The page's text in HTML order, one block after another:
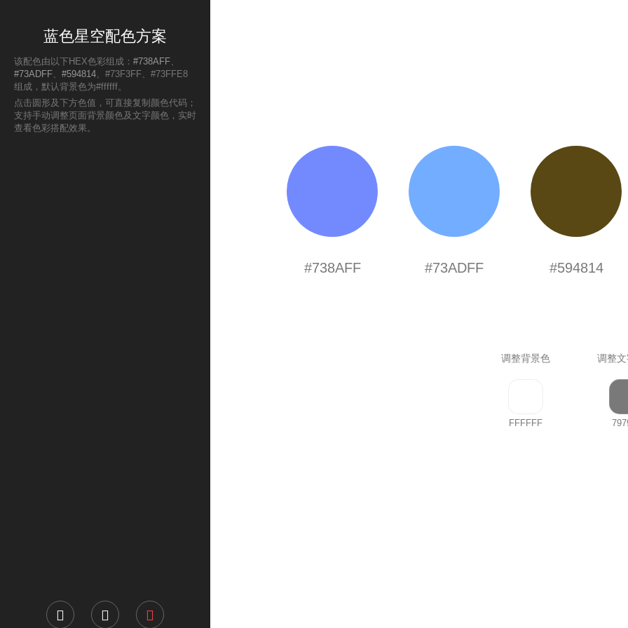
蓝色星空配色方案
该配色由以下HEX色彩组成： #738AFF、
#73ADFF、 #594814、#73F3FF、#73FFE8
组成，默认背景色为#ffffff。
点击圆形及下方色值，可直接复制颜色代码；
支持手动调整页面背景颜色及文字颜色，实时
查看色彩搭配效果。
#738AFF #73ADFF #594814
调整背景色 调整